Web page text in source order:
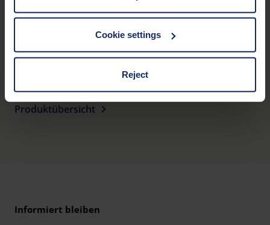
GDPR. We also use cookies from third-party providers.
cases, the consent in these cases the transfer of data to
third countries, in particular to the U.S.A.
clicking on the "Accept all" button or change your mind by
Cookie settings
Reject
Material
KB
Produktübersicht
Informiert bleiben